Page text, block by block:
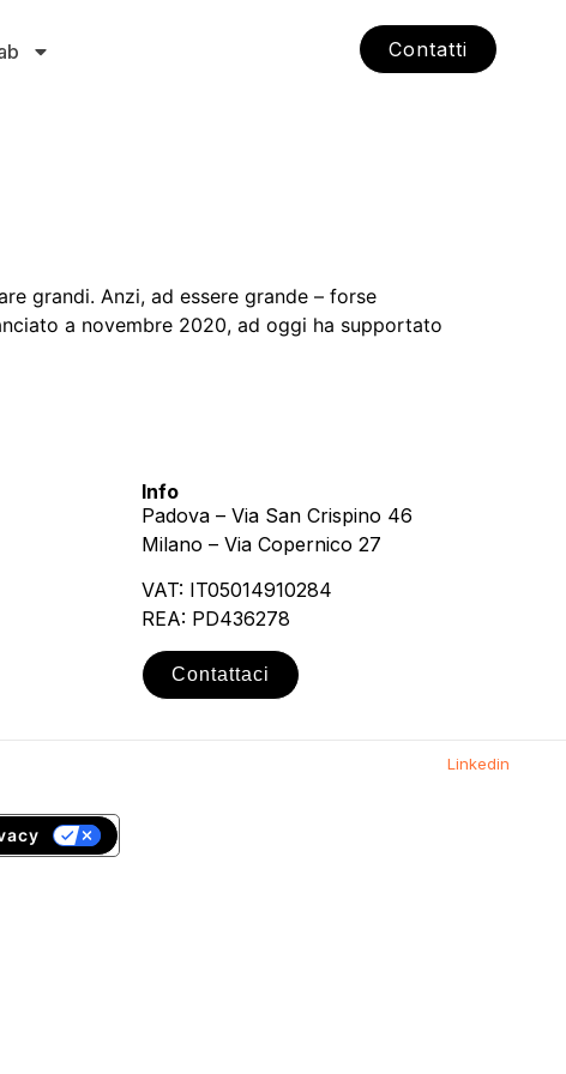
Contatti
grandi. Anzi, ad essere grande – forse
a novembre 2020, ad oggi ha supportato
Info
Padova – Via San Crispino 46
Milano – Via Copernico 27
VAT: IT05014910284
REA: PD436278
Contattaci
Linkedin